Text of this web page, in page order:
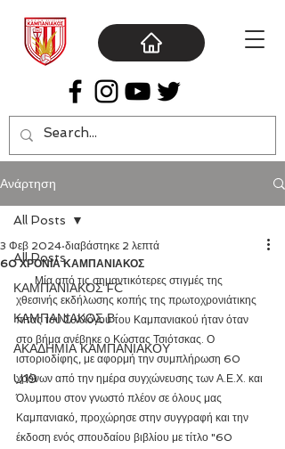
Ανάρτηση
All Posts
ΚΑΜΠΑΝΙΑΚΟΣ FC
ΚΑΜΠΑΝΙΑΚΟΣ Β΄
ΑΚΑΔΗΜΙΑ ΚΑΜΠΑΝΙΑΚΟΥ
U19
All Posts
60 ΧΡΟΝΙΑ ΚΑΜΠΑΝΙΑΚΟΣ
3 Φεβ 2024 διαβάστηκε 2 λεπτά
       Μία από τις σημαντικότερες στιγμές της
χθεσινής εκδήλωσης κοπής της πρωτοχρονιάτικης
πίτας του Συλλόγου του Καμπανιακού ήταν όταν
στο βήμα ανέβηκε ο Κώστας Τσιότσκας. Ο
ιστοριοδίφης, με αφορμή την συμπλήρωση 60
χρόνων από την ημέρα συγχώνευσης των Α.Ε.Χ. και
Όλυμπου στον γνωστό πλέον σε όλους μας
Καμπανιακό, προχώρησε στην συγγραφή και την
έκδοση ενός σπουδαίου βιβλίου με τίτλο "60